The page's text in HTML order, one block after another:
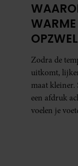
ERAAN
Zodra de
uitkomt,
maat kleiner.
een afdruk
voelen je